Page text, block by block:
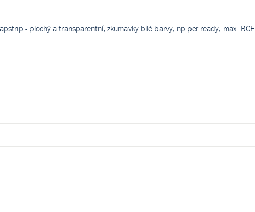
- plochý a transparentní, zkumavky bílé barvy, np pcr ready, max. RCF